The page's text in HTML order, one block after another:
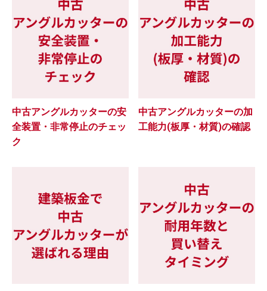
中古アングルカッターの安
全装置・非常停止のチェッ
ク
中古アングルカッターの加
工能力(板厚・材質)の確認